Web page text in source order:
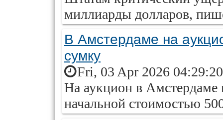
миллиарды долларов,
В Амстердаме на
сумку
Fri, 03 Apr 2026
На аукцион в Амстердаме
начальной стоимостью